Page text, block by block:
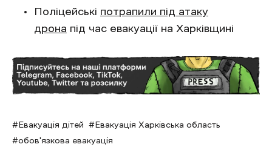
Поліцейські потрапили під атаку
дрона під час евакуації на Харківщині
Евакуація дітей
Евакуація Харківська область
обов'язкова евакуація